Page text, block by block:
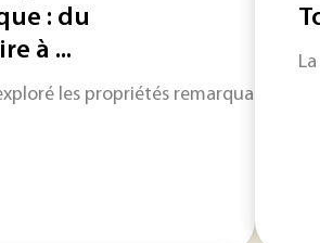
ont ouvert il y a 40 ans une
: du
à ...
les propriétés remarquables